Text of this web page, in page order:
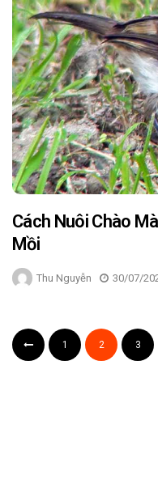
Cách Nuôi Chào
Mồi
Thu Nguyễn 30/07/
1 2 3